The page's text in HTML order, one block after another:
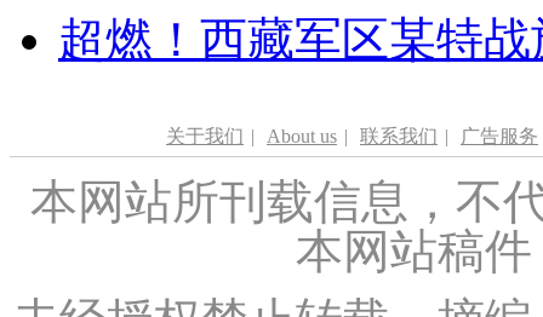
超燃！西藏军区某特
关于我们 | About us | 联系我们 | 广告服务
本网站所刊载信息，不
本网站稿